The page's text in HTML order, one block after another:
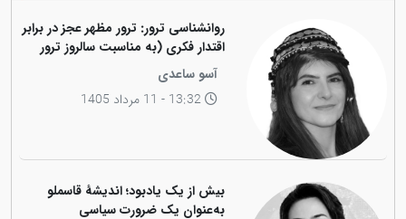
روانشناسی ترور: ترور مظهر عجز در برابر
اقتدار فکری (به مناسبت سالروز ترور
فیزیکی رهبر کاریزماتیک ملت کورد،
دکتر عبدالرحمان قاسملو)
آسو ساعدی
13:32 - 11 مرداد 1405
بیش از یک یادبود؛ اندیشهٔ قاسملو
به‌عنوان یک ضرورت سیاسی